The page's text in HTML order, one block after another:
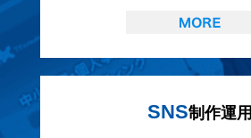
SNS制作運用